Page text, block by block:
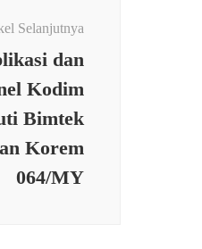
Selanjutnya
dan
Kodim
Bimtek
Korem
064/MY